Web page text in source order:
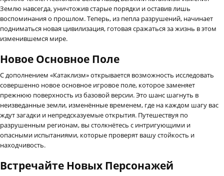
Землю навсегда, уничтожив старые порядки и оставив лишь
воспоминания о прошлом. Теперь, из пепла разрушений, начинает
подниматься новая цивилизация, готовая сражаться за жизнь в этом
изменившемся мире.
Новое Основное Поле
С дополнением «Катаклизм» открывается возможность исследовать
совершенно новое основное игровое поле, которое заменяет
прежнюю поверхность из базовой версии. Это шанс шагнуть в
неизведанные земли, изменённые временем, где на каждом шагу вас
ждут загадки и непредсказуемые открытия. Путешествуя по
разрушенным регионам, вы столкнётесь с интригующими и
опасными испытаниями, которые проверят вашу стойкость и
находчивость.
Встречайте Новых Персонажей